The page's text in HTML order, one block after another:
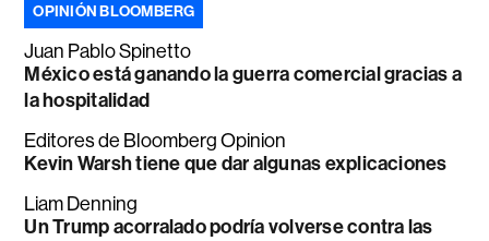
OPINIÓN BLOOMBERG
Juan Pablo Spinetto
México está ganando la guerra comercial gracias a
la hospitalidad
Editores de Bloomberg Opinion
Kevin Warsh tiene que dar algunas explicaciones
Liam Denning
Un Trump acorralado podría volverse contra las